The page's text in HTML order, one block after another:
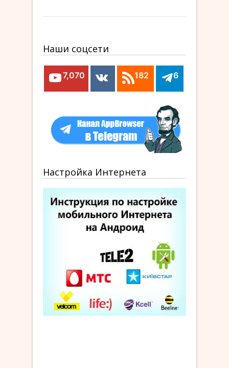
Наши соцсети
7,070 182 6
Настройка Интернета